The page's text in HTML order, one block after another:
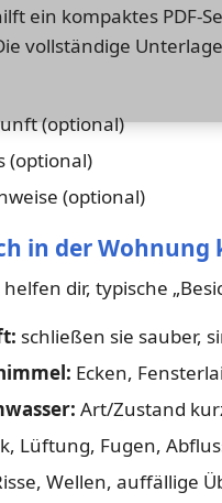
ein kompaktes PDF-
vollständige
(optional)
(optional)
(optional)
in der Wohnung
dir, typische
schließen sie sauber,
Ecken,
Art/Zustand
Lüftung, Fugen,
Wellen, auffällige